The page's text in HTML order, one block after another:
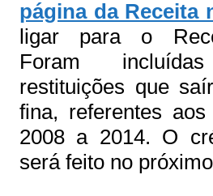
página da Receita
ligar para o
Foram
restituições que
fina, referentes
2008 a 2014. O
será feito no